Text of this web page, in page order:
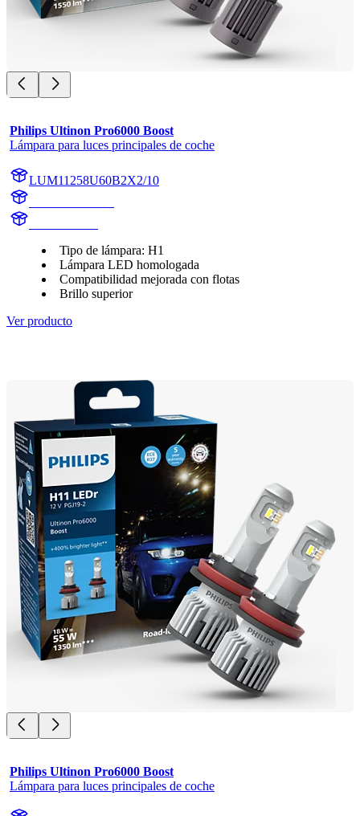
Philips Ultinon Pro6000 Boost
Lámpara para luces principales de coche
LUM11258U60B2X2/10
Tipo de lámpara: H1
Lámpara LED homologada
Compatibilidad mejorada con flotas
Brillo superior
Ver producto
Philips Ultinon Pro6000 Boost
Lámpara para luces principales de coche